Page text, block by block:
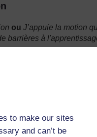
to make our sites
and can’t be
ou J’appuie la motion
barrières à
devrez indiquer ce que
». (cela doit
motion: Par exemple,